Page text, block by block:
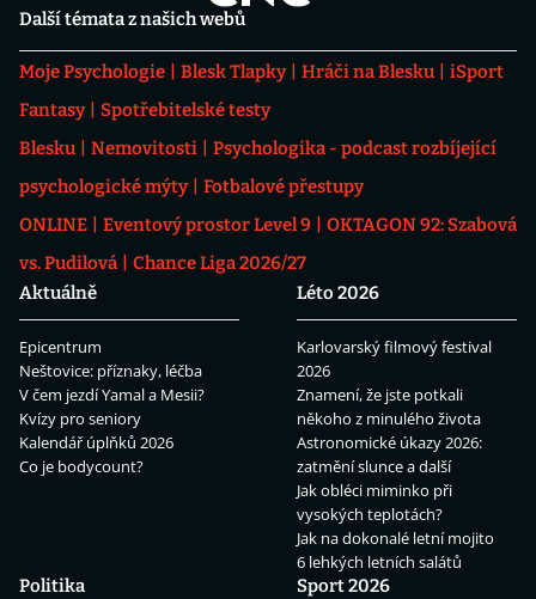
Další témata z našich webů
Moje Psychologie Blesk Tlapky Hráči na Blesku
iSport
Fantasy
Spotřebitelské testy
Blesku
Nemovitosti
Psychologika - podcast rozbíjející
psychologické mýty
Fotbalové přestupy
ONLINE
Eventový prostor Level 9
OKTAGON 92: Szabová
vs. Pudilová
Chance Liga 2026/27
Aktuálně
Epicentrum
Neštovice: příznaky, léčba
V čem jezdí Yamal a Mesii?
Kvízy pro seniory
Kalendář úplňků 2026
Co je bodycount?
Léto 2026
Karlovarský filmový festival
2026
Znamení, že jste potkali
někoho z minulého života
Astronomické úkazy 2026:
zatmění slunce a další
Jak obléci miminko při
vysokých teplotách?
Jak na dokonalé letní mojito
6 lehkých letních salátů
Politika
Sport 2026